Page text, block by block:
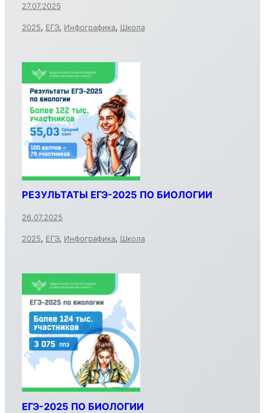
27.07.2025
2025, ЕГЭ, Инфографика, Школа
РЕЗУЛЬТАТЫ ЕГЭ-2025 ПО БИОЛОГИИ
26.07.2025
2025, ЕГЭ, Инфографика, Школа
ЕГЭ-2025 ПО БИОЛОГИИ